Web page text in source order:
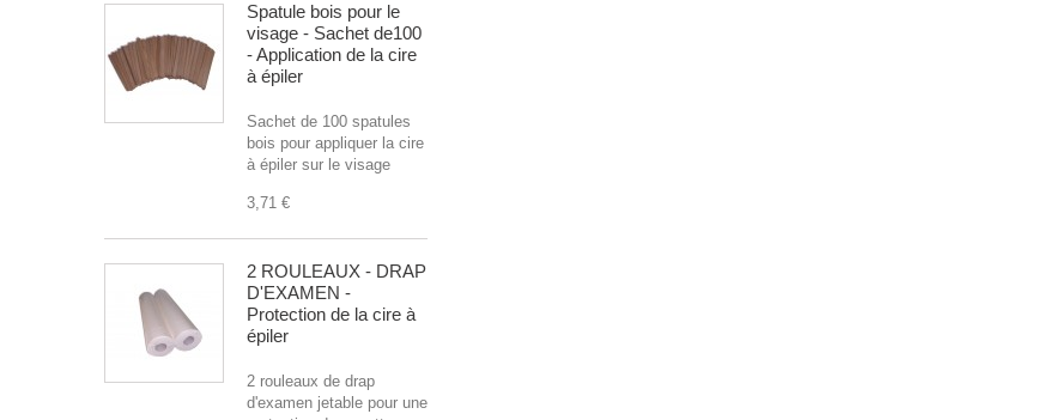
Spatule bois pour le
visage - Sachet de100
- Application de la cire
à épiler
Sachet de 100 spatules
bois pour appliquer la cire
à épiler sur le visage
3,71 €
2 ROULEAUX - DRAP
D'EXAMEN -
Protection de la cire à
épiler
2 rouleaux de drap
d'examen jetable pour une